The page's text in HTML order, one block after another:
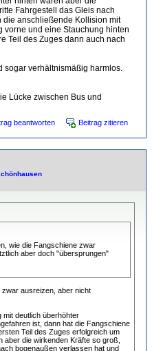
Fahrgestell das Gleis nach
anschließende Kollision mit
vorne und eine Stauchung hinten
Teil des Zuges dann auch nach
sogar verhältnismäßig harmlos.
Lücke zwischen Bus und
beantworten Beitrag zitieren
wie die Fangschiene zwar
aber doch "übersprungen"
ausreizen, aber nicht
mit deutlich überhöhter
ist, dann hat die Fangschiene
Teil des Zuges erfolgreich um
aber die wirkenden Kräfte so groß,
bogenaußen verlassen hat und